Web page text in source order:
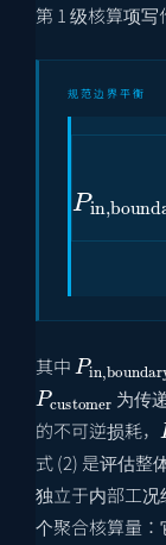
第 1 级核算项写
规范边界平衡
其中
Pcustomer
为传
的不可逆损耗，
式 (2) 是评估整
独立于内部工况
个聚合核算量